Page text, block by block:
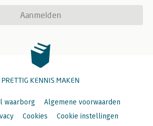
Aanmelden
PRETTIG KENNIS MAKEN
waarborg
Algemene voorwaarden
Cookies Cookie instellingen